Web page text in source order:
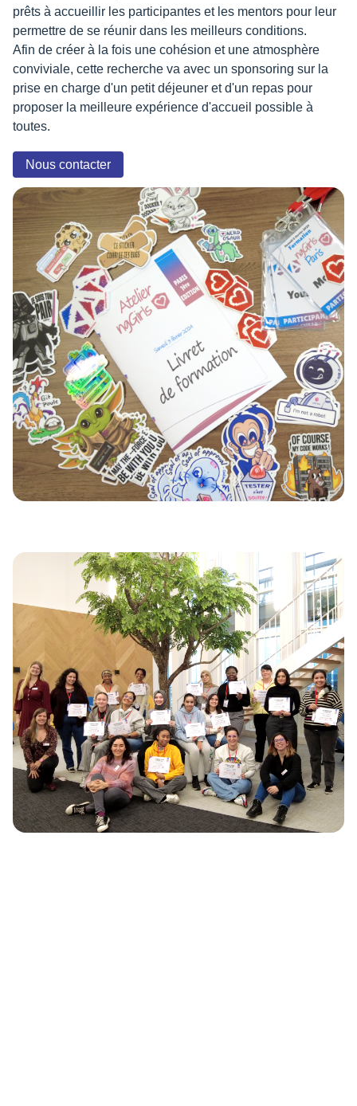
prêts à accueillir les participantes et les mentors pour leur
permettre de se réunir dans les meilleurs conditions.
Afin de créer à la fois une cohésion et une atmosphère
conviviale, cette recherche va avec un sponsoring sur la
prise en charge d'un petit déjeuner et d'un repas pour
proposer la meilleure expérience d'accueil possible à
toutes.
Nous contacter